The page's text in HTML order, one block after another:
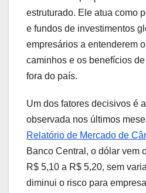
estruturado. Ele atua como
e fundos de investimentos
empresários a entenderem
caminhos e os benefícios
fora do país.
Um dos fatores decisivos é
observada nos últimos
Relatório de Mercado de
Banco Central, o dólar vem
R$ 5,10 a R$ 5,20, sem
diminui o risco para